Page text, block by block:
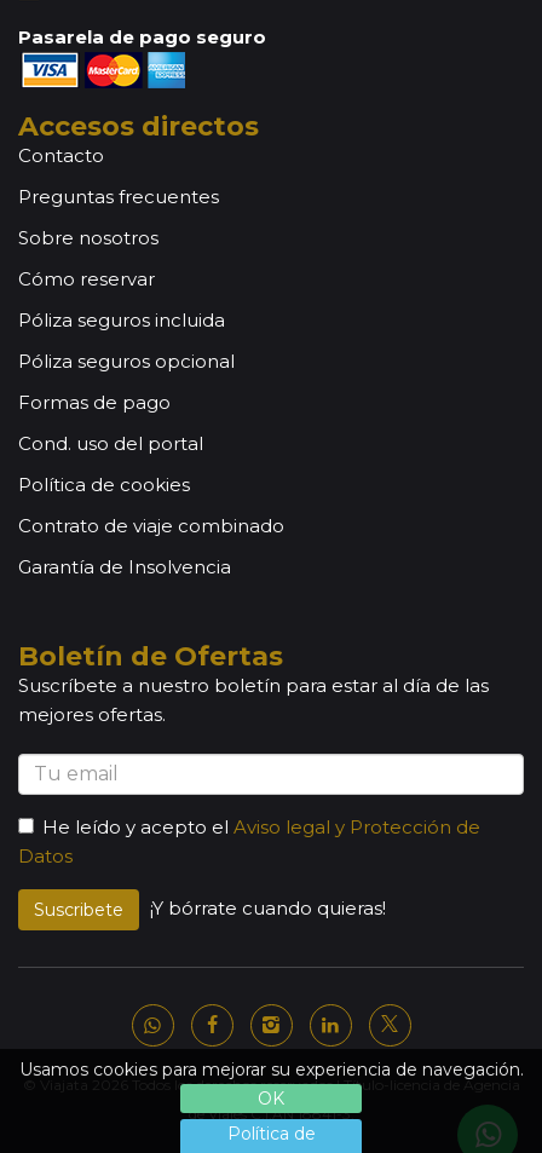
Usamos cookies para mejorar su experiencia de navegación.
OK
Política de
Pasarela de pago seguro
Accesos directos
Contacto
Preguntas frecuentes
Sobre nosotros
Cómo reservar
Póliza seguros incluida
Póliza seguros opcional
Formas de pago
Cond. uso del portal
Política de cookies
Contrato de viaje combinado
Garantía de Insolvencia
Boletín de Ofertas
Suscríbete a nuestro boletín para estar al día de las
mejores ofertas.
He leído y acepto el Aviso legal y Protección de
Datos
Suscribete ¡Y bórrate cuando quieras!
© Viajata 2026 Todos los derechos reservados | Título-licencia de Agencia
de Viajes C.I.AN 18841-3.